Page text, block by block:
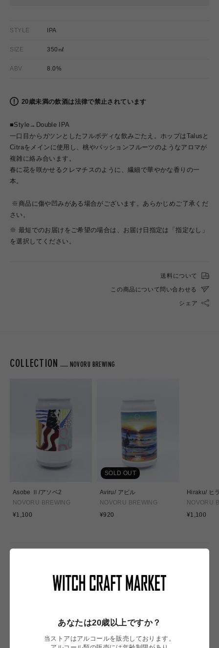
STYLE IPA
SIZE 350㎖
ABV 8.0%
20歳未満の飲酒は法律で禁止されています
■Style→Double IPA
一口目からガツンとしたフルボディな飲みごたえ。ホップはTalusと
Citraをメインに使用し、桃やパッションフルーツのようなアロマが
複雑に絡み合います。
春に花を咲かせるクレマチスのように、繊細で華やかな香りの一
本。
※商品に傷や凹みがある場合がございます。あらかじめご了承くだ
さい。
※ 最短でのお届けをご希望の場合は、お届け日指定は「指定なし」
を選択してください。
送料について
この商品について問い合わせる
シェア
COLLECTION NOVORU BREWING
Asobe Ⅱ/アソベ2
NOVORU BREWING
通
¥1,100
SOLD OUT
Aviru/ アビル
NOVORU BREWING
通
¥920
Hiraku/ ヒ
NOVORU
通
¥1,100
あなたは20歳以上ですか？
当ストアはアルコールを販売しております。